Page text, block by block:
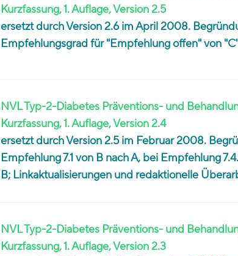
Kurzfassung, 1. Auflage, Version 2.5
ersetzt durch Version 2.6 im April 2008.
Empfehlungsgrad für "Empfehlung offen" von
NVL Typ-2-Diabetes Präventions- und
Kurzfassung, 1. Auflage, Version 2.4
ersetzt durch Version 2.5 im Februar 2008.
Empfehlung 7.1 von B nach A, bei Empfehlung
B; Linkaktualisierungen und redaktionelle
NVL Typ-2-Diabetes Präventions- und
Kurzfassung, 1. Auflage, Version 2.3